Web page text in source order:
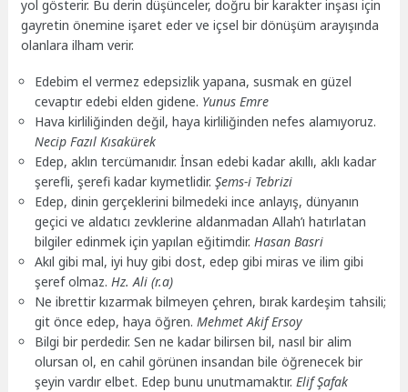
yol gösterir. Bu derin düşünceler, doğru bir karakter inşası için
gayretin önemine işaret eder ve içsel bir dönüşüm arayışında
olanlara ilham verir.
Edebim el vermez edepsizlik yapana, susmak en güzel
cevaptır edebi elden gidene. Yunus Emre
Hava kirliliğinden değil, haya kirliliğinden nefes alamıyoruz.
Necip Fazıl Kısakürek
Edep, aklın tercümanıdır. İnsan edebi kadar akıllı, aklı kadar
şerefli, şerefi kadar kıymetlidir.Şems-i Tebrizi
Edep, dinin gerçeklerini bilmedeki ince anlayış, dünyanın
geçici ve aldatıcı zevklerine aldanmadan Allah’ı hatırlatan
bilgiler edinmek için yapılan eğitimdir.Hasan Basri
Akıl gibi mal, iyi huy gibi dost, edep gibi miras ve ilim gibi
şeref olmaz.Hz. Ali (r.a)
Ne ibrettir kızarmak bilmeyen çehren, bırak kardeşim tahsili;
git önce edep, haya öğren.Mehmet Akif Ersoy
Bilgi bir perdedir. Sen ne kadar bilirsen bil, nasıl bir alim
olursan ol, en cahil görünen insandan bile öğrenecek bir
şeyin vardır elbet. Edep bunu unutmamaktır.Elif Şafak